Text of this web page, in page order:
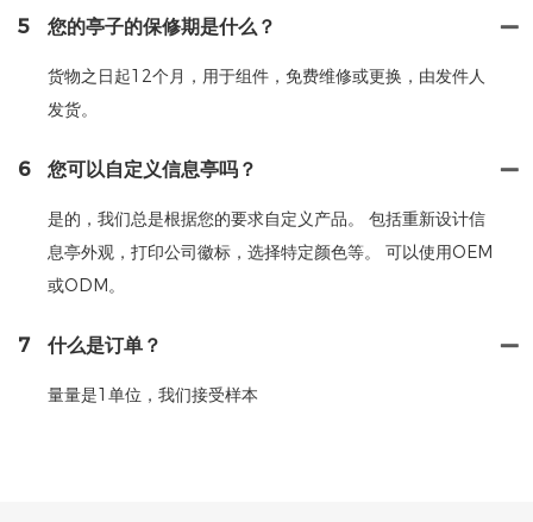
5 您的亭子的保修期是什么？
货物之日起12个月，用于组件，免费维修或更换，由发件人
发货。
6 您可以自定义信息亭吗？
是的，我们总是根据您的要求自定义产品。 包括重新设计信
息亭外观，打印公司徽标，选择特定颜色等。 可以使用OEM
或ODM。
7 什么是订单？
量量是1单位，我们接受样本